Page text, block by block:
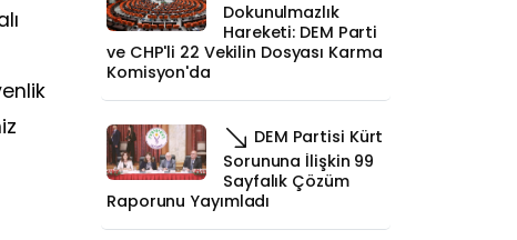
Dokunulmazlık
Hareketi: DEM Parti
ve CHP'li 22 Vekilin Dosyası Karma
Komisyon'da
DEM Partisi Kürt
Sorununa İlişkin 99
Sayfalık Çözüm
Raporunu Yayımladı